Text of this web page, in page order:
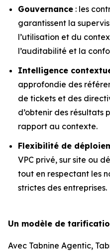
Gouvernance : les
garantissent la
l’utilisation et du
l’auditabilité et la
Intelligence
approfondie des
de tickets et des
d’obtenir des résultats
rapport au contexte.
Flexibilité de
VPC privé, sur site ou
tout en respectant les
strictes des entreprises.
Un modèle de
Avec Tabnine Agentic,